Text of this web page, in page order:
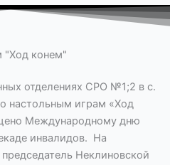
"Ход конем"
отделениях СРО №1;2 в с.
настольным играм «Ход
Международному дню
инвалидов. На
Неклиновской